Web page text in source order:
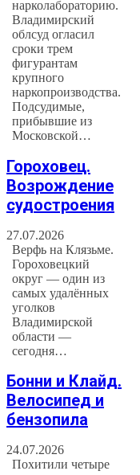
нарколабораторию.
Владимирский
облсуд огласил
сроки трем
фигурантам
крупного
наркопроизводства.
Подсудимые,
прибывшие из
Московской…
Гороховец.
Возрождение
судостроения
27.07.2026
Верфь на Клязьме.
Гороховецкий
округ — один из
самых удалённых
уголков
Владимирской
области —
сегодня…
Бонни и Клайд.
Велосипед и
бензопила
24.07.2026
Похитили четыре